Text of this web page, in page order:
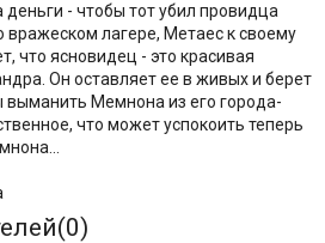
- чтобы тот убил провидца
лагере, Метаес к своему
что ясновидец - это красивая
Он оставляет ее в живых и берет
выманить Мемнона из его города-
что может успокоить теперь
0)